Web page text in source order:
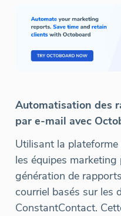
Automatisation des
par e-mail avec
Utilisant la
les équipes
génération de
courriel basés sur les
ConstantContact.